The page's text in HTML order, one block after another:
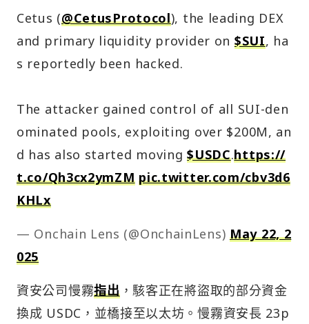
Cetus (@CetusProtocol), the leading DEX
and primary liquidity provider on $SUI, ha
s reportedly been hacked.
The attacker gained control of all SUI-den
ominated pools, exploiting over $200M, an
d has also started moving$USDC.https://
t.co/Qh3cx2ymZM pic.twitter.com/cbv3d6
KHLx
— Onchain Lens (@OnchainLens) May 22, 2
025
資安公司慢霧指出，駭客正在將盜取的部分資金
換成 USDC，並橋接至以太坊。慢霧資安長 23p